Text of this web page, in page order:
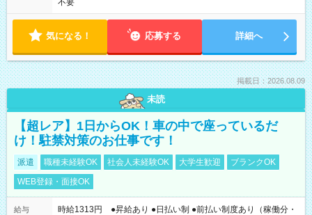
不要
気になる！ 応募する 詳細へ
掲載日：2026.08.09
未読
【超レア】1日からOK！車の中で座っているだ
け！駐禁対策のお仕事です！
派遣 職種未経験OK 社会人未経験OK 大学生歓迎
ブランクOK
WEB登録・面接OK
給与
時給1313円 ●昇給あり ●日払い制 ●前払い制度あり（稼働分・